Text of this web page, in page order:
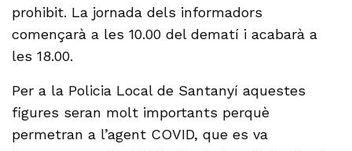
prohibit. La jornada dels informadors
començarà a les 10.00 del dematí i acabarà a
les 18.00.
Per a la Policia Local de Santanyí aquestes
figures seran molt importants perquè
permetran a l’agent COVID, que es va